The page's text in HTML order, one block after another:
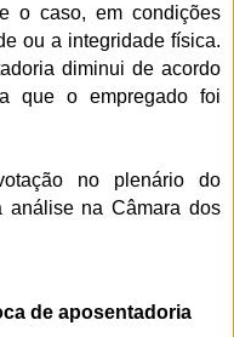
o caso, em condições
ou a integridade física.
diminui de acordo
que o empregado foi
no plenário do
análise na Câmara dos
de aposentadoria